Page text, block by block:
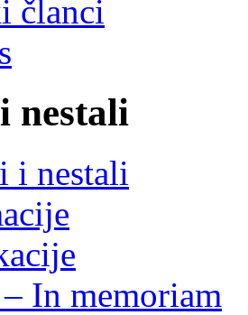
članci
nestali
i nestali
In memoriam